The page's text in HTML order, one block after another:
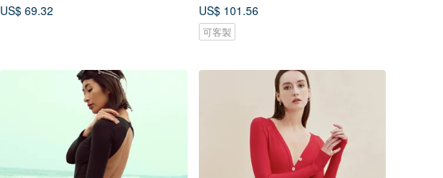
US$ 69.32
US$ 101.56
可客製